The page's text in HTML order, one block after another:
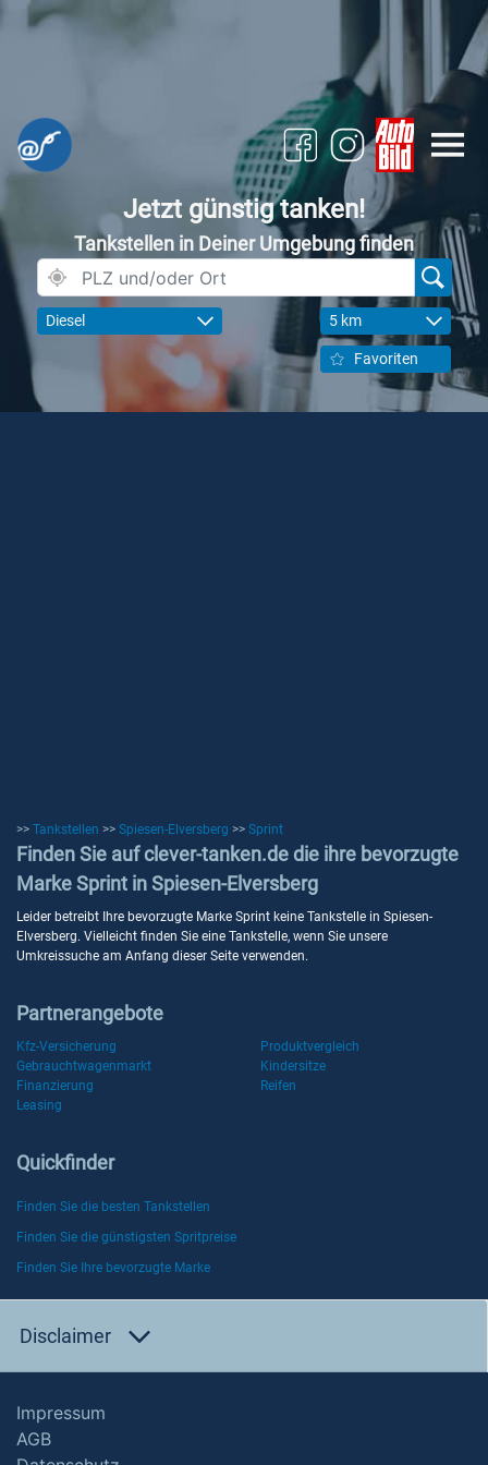
Jetzt günstig tanken!
Tankstellen in Deiner Umgebung finden
Diesel 5 km
Favoriten
>> Tankstellen >> Spiesen-Elversberg >> Sprint
Finden Sie auf clever-tanken.de die ihre bevorzugte
Marke Sprint in Spiesen-Elversberg
Leider betreibt Ihre bevorzugte Marke Sprint keine Tankstelle in Spiesen-
Elversberg. Vielleicht finden Sie eine Tankstelle, wenn Sie unsere
Umkreissuche am Anfang dieser Seite verwenden.
Partnerangebote
Kfz-Versicherung
Produktvergleich
Gebrauchtwagenmarkt
Kindersitze
Finanzierung
Reifen
Leasing
Quickfinder
Finden Sie die besten Tankstellen
Finden Sie die günstigsten Spritpreise
Finden Sie Ihre bevorzugte Marke
Disclaimer
Impressum
AGB